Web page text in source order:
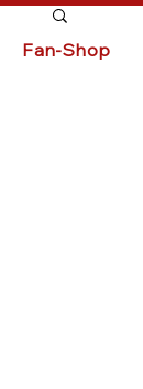
Fan-Shop